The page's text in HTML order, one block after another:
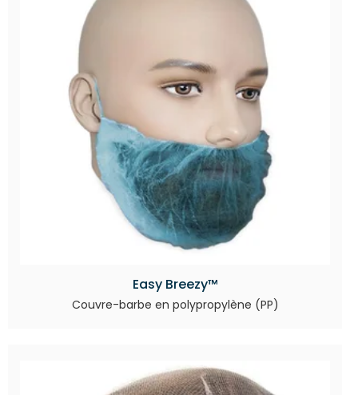
Easy Breezy™
Couvre-barbe en polypropylène (PP)